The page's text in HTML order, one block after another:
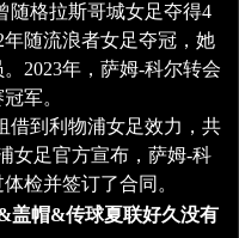
随格拉斯哥城女足夺得4
随流浪者女足夺冠，她
2023年，萨姆-科尔转会
军。
借到利物浦女足效力，共
女足官方宣布，萨姆-科
检并签订了合同。
盖帽&传球夏联好久没有